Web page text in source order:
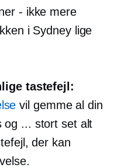
- ikke mere
i Sydney lige
tastefejl:
vil gemme al din
og ... stort set alt
der kan